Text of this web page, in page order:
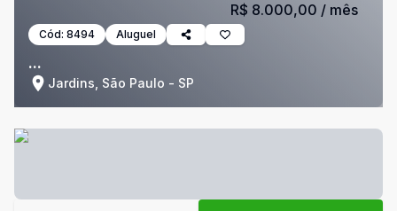
Cód: 8494 Aluguel
...
Jardins, São Paulo - SP
R$ 8.000,00 / mês